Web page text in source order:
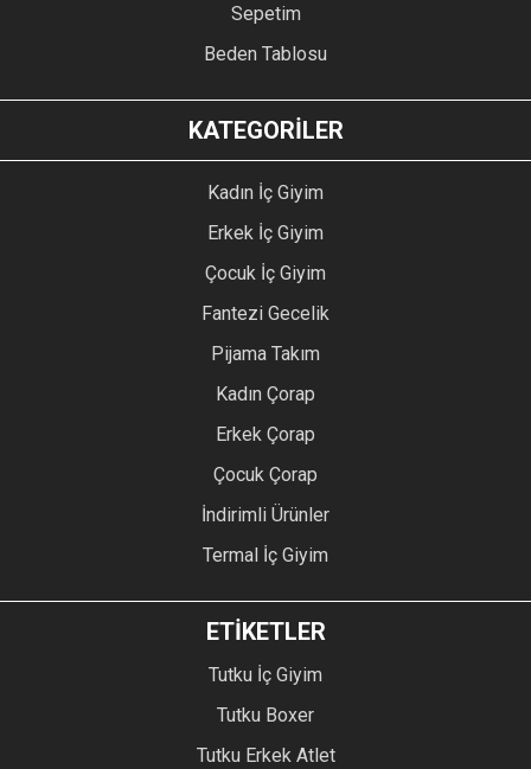
Sepetim
Beden Tablosu
KATEGORİLER
Kadın İç Giyim
Erkek İç Giyim
Çocuk İç Giyim
Fantezi Gecelik
Pijama Takım
Kadın Çorap
Erkek Çorap
Çocuk Çorap
İndirimli Ürünler
Termal İç Giyim
ETİKETLER
Tutku İç Giyim
Tutku Boxer
Tutku Erkek Atlet